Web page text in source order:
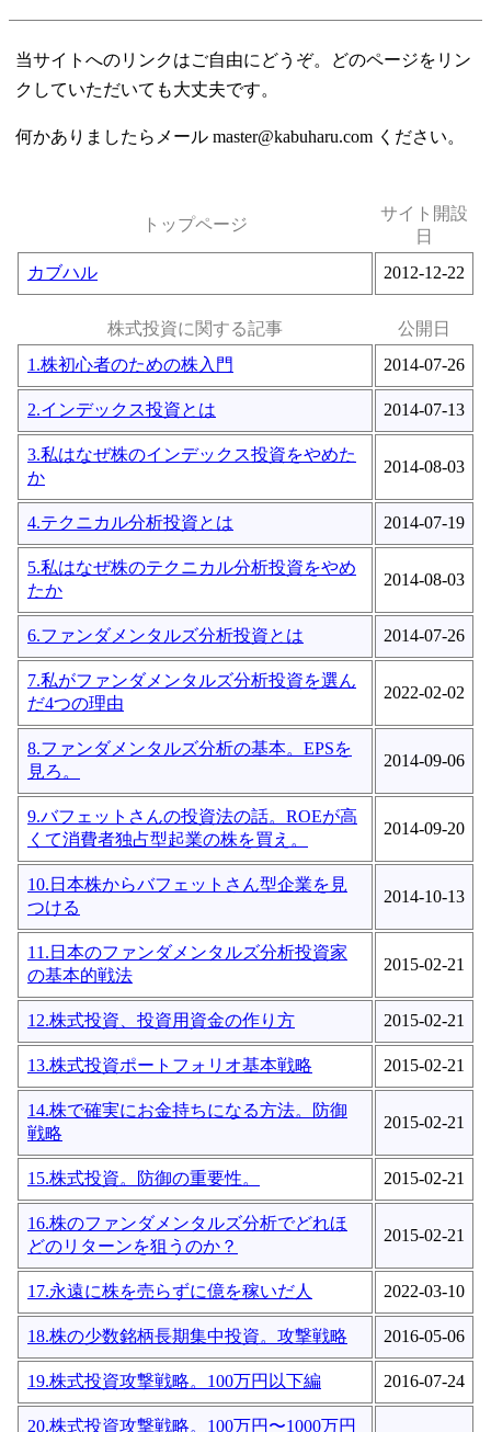
当サイトへのリンクはご自由にどうぞ。どのページをリン
クしていただいても大丈夫です。
何かありましたらメール master@kabuharu.com ください。
トップページ
サイト開設
日
カブハル
2012-12-22
株式投資に関する記事
公開日
1.株初心者のための株入門
2014-07-26
2.インデックス投資とは 2014-07-13
3.私はなぜ株のインデックス投資をやめた
か
2014-08-03
4.テクニカル分析投資とは 2014-07-19
5.私はなぜ株のテクニカル分析投資をやめ
たか
2014-08-03
6.ファンダメンタルズ分析投資とは 2014-07-26
7.私がファンダメンタルズ分析投資を選ん
だ4つの理由
2022-02-02
8.ファンダメンタルズ分析の基本。EPSを
見ろ。
2014-09-06
9.バフェットさんの投資法の話。ROEが高
くて消費者独占型起業の株を買え。
2014-09-20
10.日本株からバフェットさん型企業を見
つける
2014-10-13
11.日本のファンダメンタルズ分析投資家
の基本的戦法
2015-02-21
12.株式投資、投資用資金の作り方 2015-02-21
13.株式投資ポートフォリオ基本戦略 2015-02-21
14.株で確実にお金持ちになる方法。防御
戦略
2015-02-21
15.株式投資。防御の重要性。 2015-02-21
16.株のファンダメンタルズ分析でどれほ
どのリターンを狙うのか？
2015-02-21
17.永遠に株を売らずに億を稼いだ人 2022-03-10
18.株の少数銘柄長期集中投資。攻撃戦略 2016-05-06
19.株式投資攻撃戦略。100万円以下編 2016-07-24
20.株式投資攻撃戦略。100万円〜1000万円